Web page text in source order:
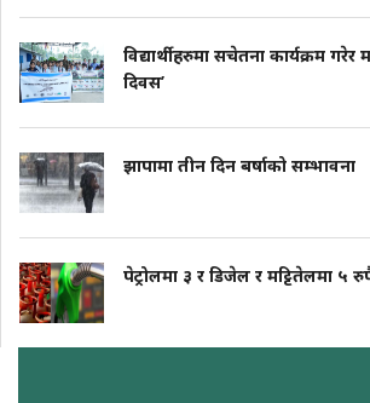
विद्यार्थीहरुमा सचेतना कार्यक्रम गरेर
दिवस’
झापामा तीन दिन बर्षाको सम्भावना
पेट्रोलमा ३ र डिजेल र मट्टितेलमा ५